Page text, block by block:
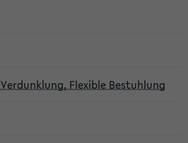
Flexible Bestuhlung